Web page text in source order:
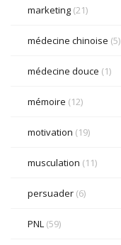
marketing (21)
médecine chinoise (5)
médecine douce (1)
mémoire (12)
motivation (19)
musculation (11)
persuader (6)
PNL (59)